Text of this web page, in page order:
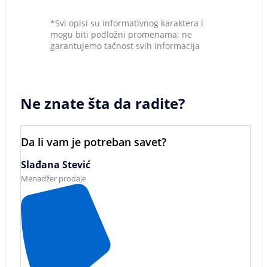
*Svi opisi su informativnog karaktera i
mogu biti podložni promenama; ne
garantujemo tačnost svih informacija
Ne znate šta da radite?
Da li vam je potreban savet?
Slađana Stević
Menadžer prodaje